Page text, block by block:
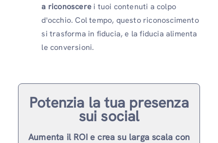
a riconoscere i tuoi contenuti a colpo
d'occhio. Col tempo, questo riconoscimento
si trasforma in fiducia, e la fiducia alimenta
le conversioni.
Potenzia la tua presenza
sui social
Aumenta il ROI e crea su larga scala con